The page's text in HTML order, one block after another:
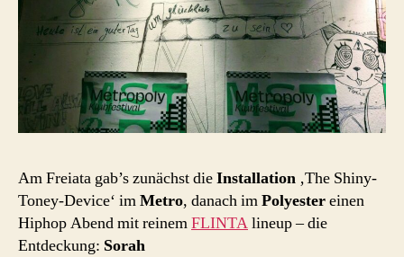
Am Freiata gab’s zunächst dieInstallation ‚The Shiny-
Toney-Device‘ imMetro, danach imPolyestereinen
Hiphop Abend mit reinemFLINTAlineup – die
Entdeckung: Sorah